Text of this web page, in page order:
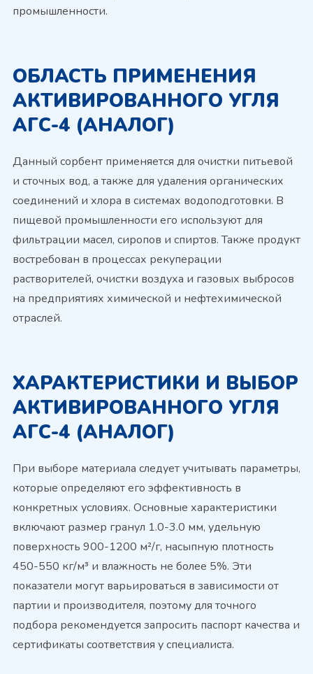
промышленности.
ОБЛАСТЬ ПРИМЕНЕНИЯ
АКТИВИРОВАННОГО УГЛЯ
АГС-4 (АНАЛОГ)
Данный сорбент применяется для очистки питьевой
и сточных вод, а также для удаления органических
соединений и хлора в системах водоподготовки. В
пищевой промышленности его используют для
фильтрации масел, сиропов и спиртов. Также продукт
востребован в процессах рекуперации
растворителей, очистки воздуха и газовых выбросов
на предприятиях химической и нефтехимической
отраслей.
ХАРАКТЕРИСТИКИ И ВЫБОР
АКТИВИРОВАННОГО УГЛЯ
АГС-4 (АНАЛОГ)
При выборе материала следует учитывать параметры,
которые определяют его эффективность в
конкретных условиях. Основные характеристики
включают размер гранул 1.0-3.0 мм, удельную
поверхность 900-1200 м²/г, насыпную плотность
450-550 кг/м³ и влажность не более 5%. Эти
показатели могут варьироваться в зависимости от
партии и производителя, поэтому для точного
подбора рекомендуется запросить паспорт качества и
сертификаты соответствия у специалиста.